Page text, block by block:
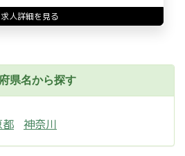
求人詳細を見る
県名から探す
都 神奈川